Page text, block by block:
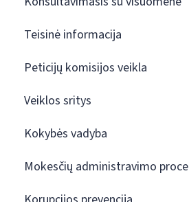
Teisinė informacija
Peticijų komisijos veikla
Veiklos sritys
Kokybės vadyba
Mokesčių administravimo